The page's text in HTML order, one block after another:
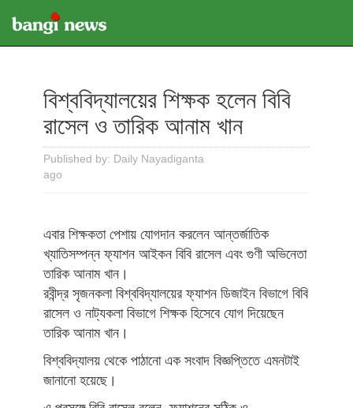
বিশ্ববিদ্যালয়ের শিক্ষক হলেন বিবি
রাসেল ও তারিক আনাম খান
Published by: Daily Nayadiganta
ago
এবার শিক্ষকতা পেশায় যোগদান করলেন আন্তর্জাতিক
খ্যাতিসম্পন্ন ফ্যাশন আইকন বিবি রাসেল এবং গুণী অভিনেতা
তারিক আনাম খান।
রবীন্দ্র সৃজনকলা বিশ্ববিদ্যালয়ের ফ্যাশন ডিজাইন বিভাগে বিবি
রাসেল ও নাট্যকলা বিভাগে শিক্ষক হিসেবে যোগ দিয়েছেন
তারিক আনাম খান।
বিশ্ববিদ্যালয় থেকে পাঠানো এক সংবাদ বিজ্ঞপ্তিতে এমনটাই
জানানো হয়েছে।